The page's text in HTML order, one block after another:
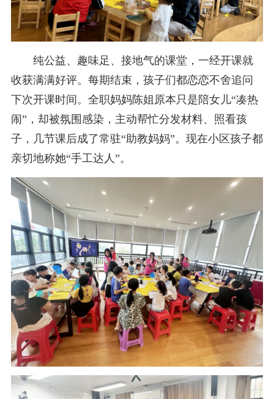
纯公益、趣味足、接地气的课堂，一经开课就
收获满满好评。每期结束，孩子们都恋恋不舍追问
下次开课时间。全职妈妈陈姐原本只是陪女儿“凑热
闹”，却被氛围感染，主动帮忙分发材料、照看孩
子，几节课后成了常驻“助教妈妈”。现在小区孩子都
亲切地称她“手工达人”。